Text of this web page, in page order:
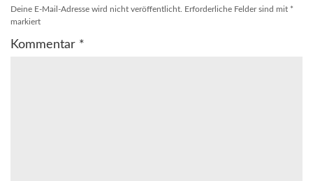
Deine E-Mail-Adresse wird nicht veröffentlicht. Erforderliche Felder sind mit *
markiert
Kommentar *